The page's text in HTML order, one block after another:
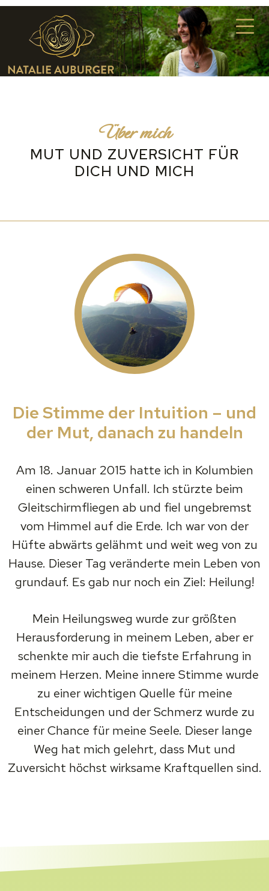
Über mich
MUT UND ZUVERSICHT FÜR
DICH UND MICH
Die Stimme der Intuition – und
der Mut, danach zu handeln
Am 18. Januar 2015 hatte ich in Kolumbien
einen schweren Unfall. Ich stürzte beim
Gleitschirmfliegen ab und fiel ungebremst
vom Himmel auf die Erde. Ich war von der
Hüfte abwärts gelähmt und weit weg von zu
Hause. Dieser Tag veränderte mein Leben von
grundauf. Es gab nur noch ein Ziel: Heilung!
Mein Heilungsweg wurde zur größten
Herausforderung in meinem Leben, aber er
schenkte mir auch die tiefste Erfahrung in
meinem Herzen. Meine innere Stimme wurde
zu einer wichtigen Quelle für meine
Entscheidungen und der Schmerz wurde zu
einer Chance für meine Seele. Dieser lange
Weg hat mich gelehrt, dass Mut und
Zuversicht höchst wirksame Kraftquellen sind.